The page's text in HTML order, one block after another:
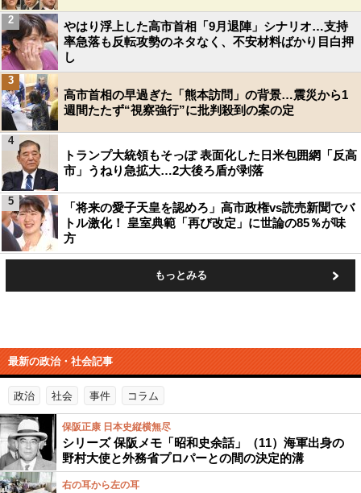
やはり浮上した高市首相「9月退陣」シナリオ…支持
率急落も反転攻勢のネタなく、不安材料ばかり目白押
し
2
高市首相の早過ぎた「熊本訪問」の背景…震災から1
週間たたず“視察強行”に批判殺到の案の定
3
トランプ大統領もそっぽ 表面化した日米包囲網「反高
市」うねり急拡大…2大後ろ盾が剥落
4
「将来の愛子天皇を認めろ」高市政権vs読売新聞でバ
トル激化！ 皇室典範「再び改定」に世論の85％が味
方
5
もっとみる
最新の政治・社会記事
政治 社会 事件 コラム
保阪正康 日本史縦横無尽
シリーズ 保阪メモ「昭和史余話」（11）海軍出身の
野村大使と外務省プロパーとの間の決定的溝
右の耳から左の耳